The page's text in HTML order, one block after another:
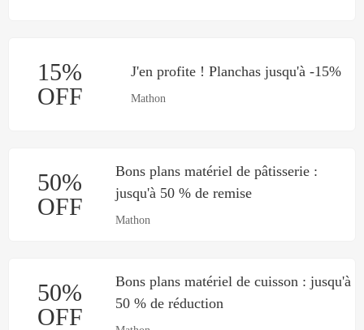
15%
OFF
J'en profite ! Planchas jusqu'à -15%
Mathon
50%
OFF
Bons plans matériel de pâtisserie :
jusqu'à 50 % de remise
Mathon
50%
OFF
Bons plans matériel de cuisson : jusqu'à
50 % de réduction